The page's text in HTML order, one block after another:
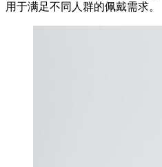
用于满足不同人群的佩戴需求。